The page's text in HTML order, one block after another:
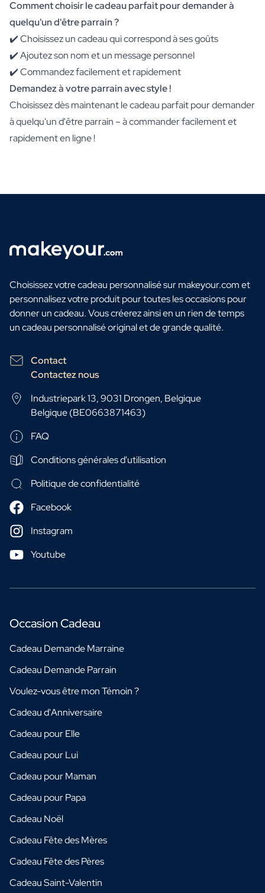
Comment choisir le cadeau parfait pour demander à
quelqu'un d'être parrain ?
✔️ Choisissez un cadeau qui correspond à ses goûts
✔️ Ajoutez son nom et un message personnel
✔️ Commandez facilement et rapidement
Demandez à votre parrain avec style !
Choisissez dès maintenant le cadeau parfait pour demander
à quelqu'un d'être parrain – à commander facilement et
rapidement en ligne !
Choisissez votre cadeau personnalisé sur makeyour.com et
personnalisez votre produit pour toutes les occasions pour
donner un cadeau. Vous créerez ainsi en un rien de temps
un cadeau personnalisé original et de grande qualité.
Contact
Contactez nous
Industriepark 13, 9031 Drongen, Belgique
Belgique (BE0663871463)
FAQ
Conditions générales d'utilisation
Politique de confidentialité
Facebook
Instagram
Youtube
Occasion Cadeau
Cadeau Demande Marraine
Cadeau Demande Parrain
Voulez-vous être mon Témoin ?
Cadeau d'Anniversaire
Cadeau pour Elle
Cadeau pour Lui
Cadeau pour Maman
Cadeau pour Papa
Cadeau Noël
Cadeau Fête des Mères
Cadeau Fête des Pères
Cadeau Saint-Valentin